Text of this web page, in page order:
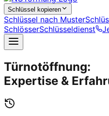
Schlüssel kopieren
Schlüssel nach Muster
SchlösserSchlüsseldienst
Türnotöffnung:
Expertise &